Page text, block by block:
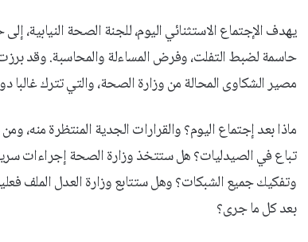
يهدف الإجتماع الاستثنائي اليوم، للجنة الصحة
حاسمة لضبط التفلت، وفرض المساءلة والمحاسبة. وقد
مصير الشكاوى المحالة من وزارة الصحة، والتي تترك غالبا
ماذا بعد إجتماع اليوم؟ والقرارات الجدية المنتظرة
تباع في الصيدليات؟ هل ستتخذ وزارة الصحة إجراءات
وتفكيك جميع الشبكات؟ وهل ستتابع وزارة العدل الملف
بعد كل ما جرى؟